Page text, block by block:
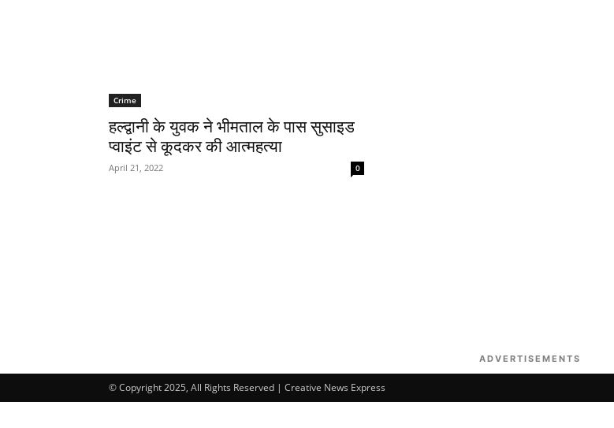
Crime
हल्द्वानी के युवक ने भीमताल के पास सुसाइड
प्वाइंट से कूदकर की आत्महत्या
April 21, 2022 0
ADVERTISEMENTS
© Copyright 2025, All Rights Reserved | Creative News Express